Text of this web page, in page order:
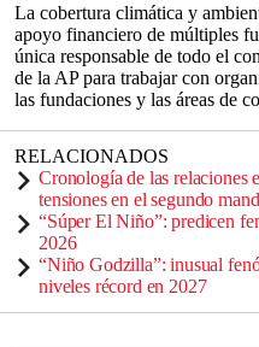
La cobertura climática y
apoyo financiero de múltiples
única responsable de todo el
de la AP para trabajar con
las fundaciones y las áreas de
RELACIONADOS
Cronología de las relaciones
tensiones en el segundo
“Súper El Niño”: predicen
2026
“Niño Godzilla”: inusual
niveles récord en 2027